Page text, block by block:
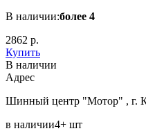
В наличии:более 4
2862 р.
Купить
В наличии
Aдрес
Шинный центр "Мотор" , г.
в наличии4+ шт